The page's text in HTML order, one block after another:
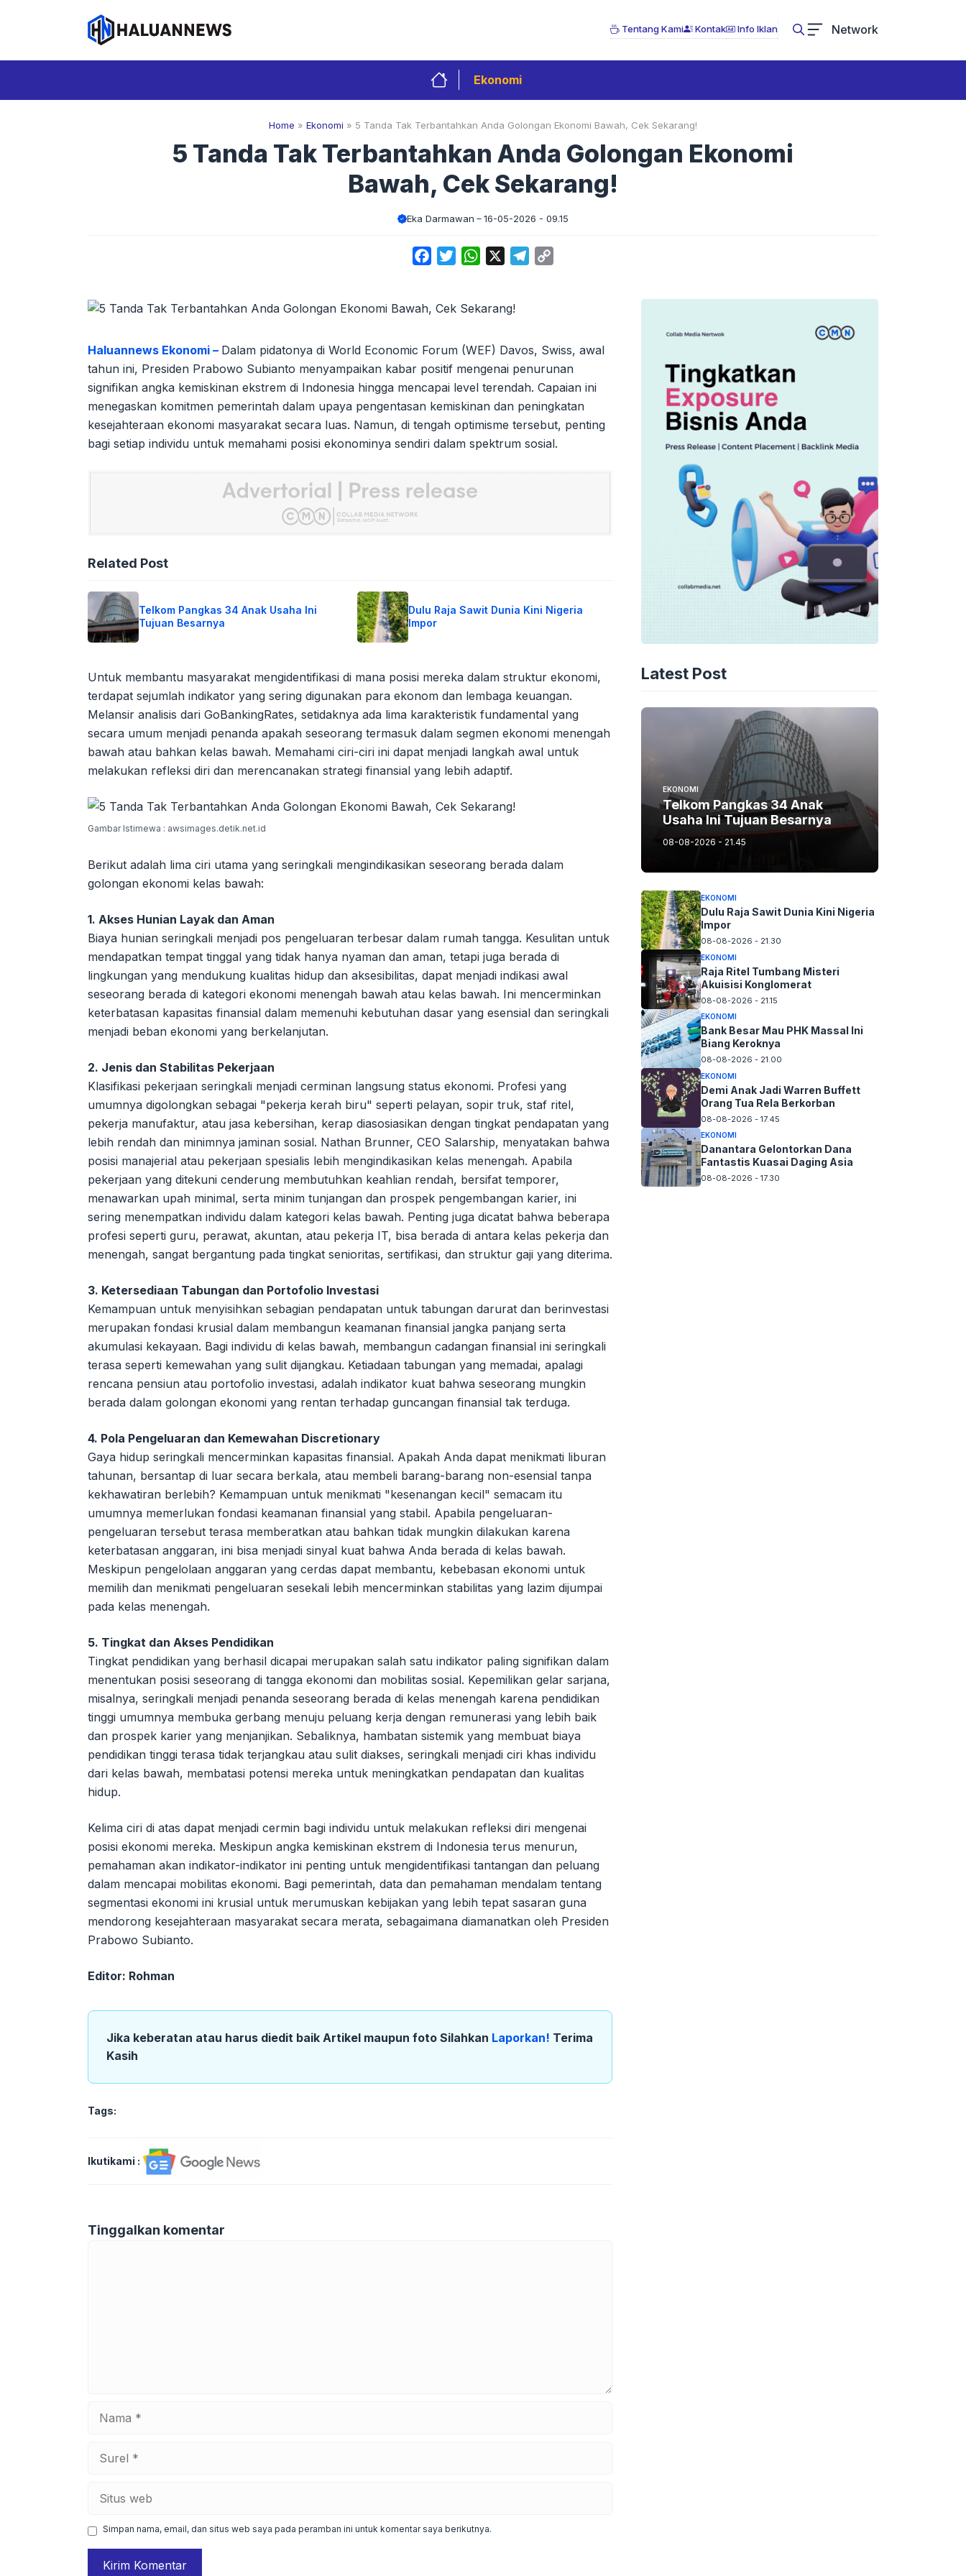
Tentang Kami Kontak Info Iklan Network
Ekonomi
Home » Ekonomi » 5 Tanda Tak Terbantahkan Anda Golongan Ekonomi Bawah, Cek Sekarang!
5 Tanda Tak Terbantahkan Anda Golongan Ekonomi
Bawah, Cek Sekarang!
Eka Darmawan 16-05-2026 - 09.15
FacebookTwitterWhatsApp Telegram
Haluannews Ekonomi – Dalam pidatonya di World Economic Forum (WEF) Davos, Swiss, awal
tahun ini, Presiden Prabowo Subianto menyampaikan kabar positif mengenai penurunan
signifikan angka kemiskinan ekstrem di Indonesia hingga mencapai level terendah. Capaian ini
menegaskan komitmen pemerintah dalam upaya pengentasan kemiskinan dan peningkatan
kesejahteraan ekonomi masyarakat secara luas. Namun, di tengah optimisme tersebut, penting
bagi setiap individu untuk memahami posisi ekonominya sendiri dalam spektrum sosial.
Related Post
Telkom Pangkas 34 Anak Usaha Ini
Tujuan Besarnya
Dulu Raja Sawit Dunia Kini Nigeria
Impor
Untuk membantu masyarakat mengidentifikasi di mana posisi mereka dalam struktur ekonomi,
terdapat sejumlah indikator yang sering digunakan para ekonom dan lembaga keuangan.
Melansir analisis dari GoBankingRates, setidaknya ada lima karakteristik fundamental yang
secara umum menjadi penanda apakah seseorang termasuk dalam segmen ekonomi menengah
bawah atau bahkan kelas bawah. Memahami ciri-ciri ini dapat menjadi langkah awal untuk
melakukan refleksi diri dan merencanakan strategi finansial yang lebih adaptif.
Gambar Istimewa : awsimages.detik.net.id
Berikut adalah lima ciri utama yang seringkali mengindikasikan seseorang berada dalam
golongan ekonomi kelas bawah:
1. Akses Hunian Layak dan Aman
Biaya hunian seringkali menjadi pos pengeluaran terbesar dalam rumah tangga. Kesulitan untuk
mendapatkan tempat tinggal yang tidak hanya nyaman dan aman, tetapi juga berada di
lingkungan yang mendukung kualitas hidup dan aksesibilitas, dapat menjadi indikasi awal
seseorang berada di kategori ekonomi menengah bawah atau kelas bawah. Ini mencerminkan
keterbatasan kapasitas finansial dalam memenuhi kebutuhan dasar yang esensial dan seringkali
menjadi beban ekonomi yang berkelanjutan.
2. Jenis dan Stabilitas Pekerjaan
Klasifikasi pekerjaan seringkali menjadi cerminan langsung status ekonomi. Profesi yang
umumnya digolongkan sebagai "pekerja kerah biru" seperti pelayan, sopir truk, staf ritel,
pekerja manufaktur, atau jasa kebersihan, kerap diasosiasikan dengan tingkat pendapatan yang
lebih rendah dan minimnya jaminan sosial. Nathan Brunner, CEO Salarship, menyatakan bahwa
posisi manajerial atau pekerjaan spesialis lebih mengindikasikan kelas menengah. Apabila
pekerjaan yang ditekuni cenderung membutuhkan keahlian rendah, bersifat temporer,
menawarkan upah minimal, serta minim tunjangan dan prospek pengembangan karier, ini
sering menempatkan individu dalam kategori kelas bawah. Penting juga dicatat bahwa beberapa
profesi seperti guru, perawat, akuntan, atau pekerja IT, bisa berada di antara kelas pekerja dan
menengah, sangat bergantung pada tingkat senioritas, sertifikasi, dan struktur gaji yang diterima.
3. Ketersediaan Tabungan dan Portofolio Investasi
Kemampuan untuk menyisihkan sebagian pendapatan untuk tabungan darurat dan berinvestasi
merupakan fondasi krusial dalam membangun keamanan finansial jangka panjang serta
akumulasi kekayaan. Bagi individu di kelas bawah, membangun cadangan finansial ini seringkali
terasa seperti kemewahan yang sulit dijangkau. Ketiadaan tabungan yang memadai, apalagi
rencana pensiun atau portofolio investasi, adalah indikator kuat bahwa seseorang mungkin
berada dalam golongan ekonomi yang rentan terhadap guncangan finansial tak terduga.
4. Pola Pengeluaran dan Kemewahan Discretionary
Gaya hidup seringkali mencerminkan kapasitas finansial. Apakah Anda dapat menikmati liburan
tahunan, bersantap di luar secara berkala, atau membeli barang-barang non-esensial tanpa
kekhawatiran berlebih? Kemampuan untuk menikmati "kesenangan kecil" semacam itu
umumnya memerlukan fondasi keamanan finansial yang stabil. Apabila pengeluaran-
pengeluaran tersebut terasa memberatkan atau bahkan tidak mungkin dilakukan karena
keterbatasan anggaran, ini bisa menjadi sinyal kuat bahwa Anda berada di kelas bawah.
Meskipun pengelolaan anggaran yang cerdas dapat membantu, kebebasan ekonomi untuk
memilih dan menikmati pengeluaran sesekali lebih mencerminkan stabilitas yang lazim dijumpai
pada kelas menengah.
5. Tingkat dan Akses Pendidikan
Tingkat pendidikan yang berhasil dicapai merupakan salah satu indikator paling signifikan dalam
menentukan posisi seseorang di tangga ekonomi dan mobilitas sosial. Kepemilikan gelar sarjana,
misalnya, seringkali menjadi penanda seseorang berada di kelas menengah karena pendidikan
tinggi umumnya membuka gerbang menuju peluang kerja dengan remunerasi yang lebih baik
dan prospek karier yang menjanjikan. Sebaliknya, hambatan sistemik yang membuat biaya
pendidikan tinggi terasa tidak terjangkau atau sulit diakses, seringkali menjadi ciri khas individu
dari kelas bawah, membatasi potensi mereka untuk meningkatkan pendapatan dan kualitas
hidup.
Kelima ciri di atas dapat menjadi cermin bagi individu untuk melakukan refleksi diri mengenai
posisi ekonomi mereka. Meskipun angka kemiskinan ekstrem di Indonesia terus menurun,
pemahaman akan indikator-indikator ini penting untuk mengidentifikasi tantangan dan peluang
dalam mencapai mobilitas ekonomi. Bagi pemerintah, data dan pemahaman mendalam tentang
segmentasi ekonomi ini krusial untuk merumuskan kebijakan yang lebih tepat sasaran guna
mendorong kesejahteraan masyarakat secara merata, sebagaimana diamanatkan oleh Presiden
Prabowo Subianto.
Editor: Rohman
Jika keberatan atau harus diedit baik Artikel maupun foto Silahkan Laporkan! Terima
Kasih
Tags:
Ikutikami :
Tinggalkan komentar
Simpan nama, email, dan situs web saya pada peramban ini untuk komentar saya berikutnya.
Latest Post
EKONOMI
Telkom Pangkas 34 Anak
Usaha Ini Tujuan Besarnya
08-08-2026 - 21.45
EKONOMI
Dulu Raja Sawit Dunia Kini Nigeria
Impor
08-08-2026 - 21.30
EKONOMI
Raja Ritel Tumbang Misteri
Akuisisi Konglomerat
08-08-2026 - 21.15
EKONOMI
Bank Besar Mau PHK Massal Ini
Biang Keroknya
08-08-2026 - 21.00
EKONOMI
Demi Anak Jadi Warren Buffett
Orang Tua Rela Berkorban
08-08-2026 - 17.45
EKONOMI
Danantara Gelontorkan Dana
Fantastis Kuasai Daging Asia
08-08-2026 - 17.30